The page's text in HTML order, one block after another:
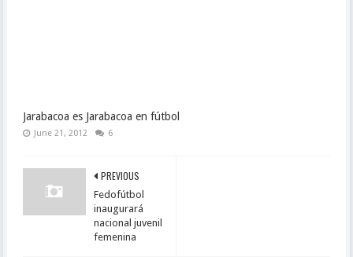
Jarabacoa es Jarabacoa en fútbol
June 21, 2012 6
PREVIOUS
Fedofútbol
inaugurará
nacional juvenil
femenina